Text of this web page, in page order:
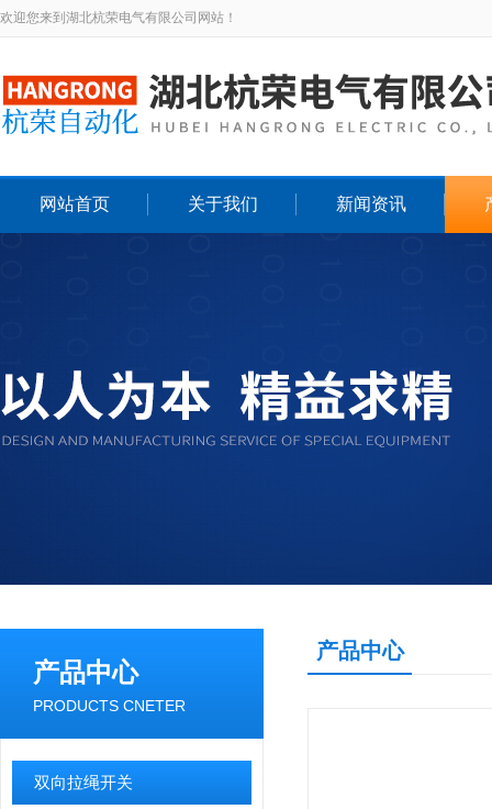
欢迎您来到湖北杭荣电气有限公司网站！
网站首页 关于我们 新闻资讯
产品中心
PRODUCTS CNETER
双向拉绳开关
产品中心